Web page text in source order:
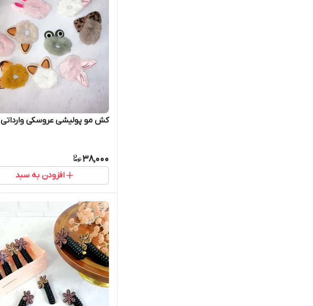
کش مو پولیشی عروسکی وارداتی
38,000
افزودن به سبد